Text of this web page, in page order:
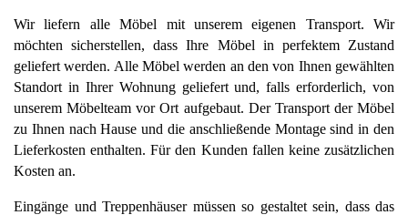
Wir liefern alle Möbel mit unserem eigenen Transport. Wir
möchten sicherstellen, dass Ihre Möbel in perfektem Zustand
geliefert werden. Alle Möbel werden an den von Ihnen gewählten
Standort in Ihrer Wohnung geliefert und, falls erforderlich, von
unserem Möbelteam vor Ort aufgebaut. Der Transport der Möbel
zu Ihnen nach Hause und die anschließende Montage sind in den
Lieferkosten enthalten. Für den Kunden fallen keine zusätzlichen
Kosten an.
Eingänge und Treppenhäuser müssen so gestaltet sein, dass das